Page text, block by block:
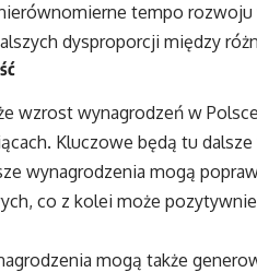
tempo rozwoju
dysproporcji między
wzrost wynagrodzeń w
Kluczowe będą tu
wynagrodzenia mogą
co z kolei może
mogą także